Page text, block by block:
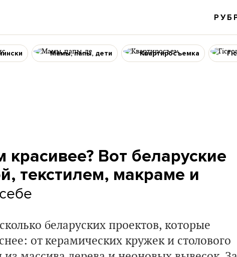
Мамы, папы, дети Квартиросъемка
красивее? Вот беларуские
текстилем, макраме и
беларуских проектов, которые
от керамических кружек и столового